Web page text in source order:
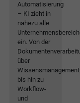
Automatisierung
– KI zieht in
nahezu alle
ein. Von der
über
Wissensmanagement
bis hin zu
Workflow-
und